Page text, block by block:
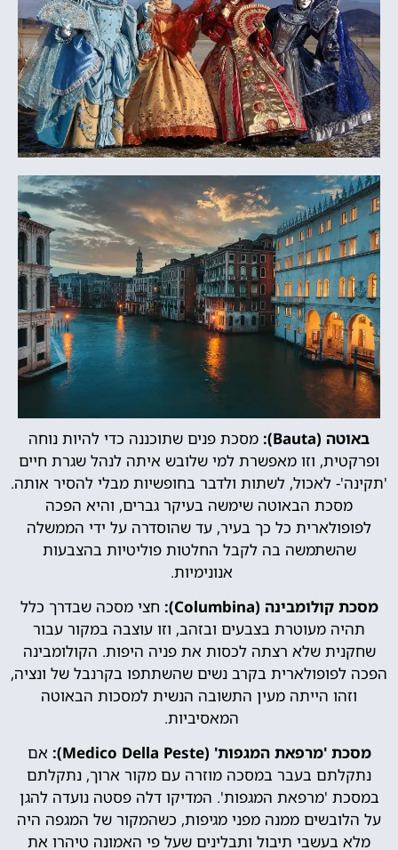
באוטה (Bauta):
מסכת פנים שתוכננה כדי להיות נוחה
ופרקטית, וזו מאפשרת למי שלובש איתה לנהל שגרת חיים
'תקינה'- לאכול, לשתות ולדבר בחופשיות מבלי להסיר אותה.
מסכת הבאוטה שימשה בעיקר גברים, והיא הפכה
לפופולארית כל כך בעיר, עד שהוסדרה על ידי הממשלה
שהשתמשה בה לקבל החלטות פוליטיות בהצבעות
אנונימיות.
מסכת קולומבינה (Columbina):
חצי מסכה שבדרך כלל
תהיה מעוטרת בצבעים ובזהב, וזו עוצבה במקור עבור
שחקנית שלא רצתה לכסות את פניה היפות. הקולומבינה
הפכה לפופולארית בקרב נשים שהשתתפו בקרנבל של ונציה,
וזהו הייתה מעין התשובה הנשית למסכות הבאוטה
המאסיביות.
מסכת 'מרפאת המגפות' (Medico Della Peste):
אם
נתקלתם בעבר במסכה מוזרה עם מקור ארוך, נתקלתם
במסכת 'מרפאת המגפות'. המדיקו דלה פסטה נועדה להגן
על הלובשים ממנה מפני מגיפות, כשהמקור של המגפה היה
מלא בעשבי תיבול ותבלינים שעל פי האמונה טיהרו את